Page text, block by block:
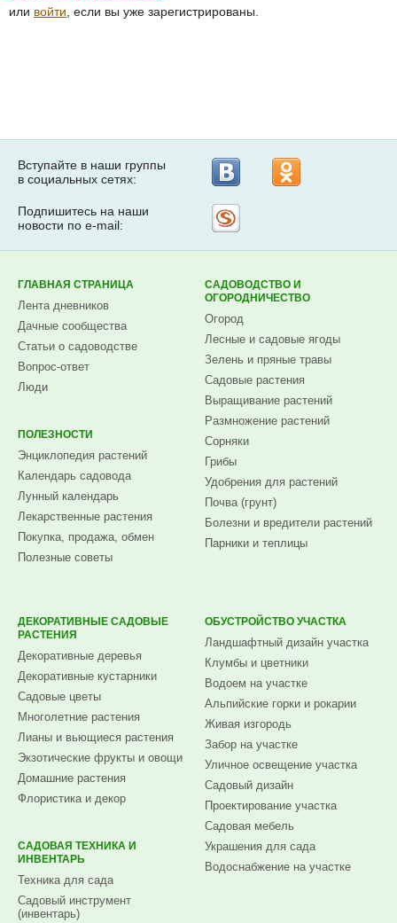
или войти , если вы уже зарегистрированы.
Вступайте в наши группы
в социальных сетях:
Подпишитесь на наши
новости по e-mail:
ГЛАВНАЯ СТРАНИЦА
Лента дневников
Дачные сообщества
Статьи о садоводстве
Вопрос-ответ
Люди
ПОЛЕЗНОСТИ
Энциклопедия растений
Календарь садовода
Лунный календарь
Лекарственные растения
Покупка, продажа, обмен
Полезные советы
САДОВОДСТВО И
ОГОРОДНИЧЕСТВО
Огород
Лесные и садовые ягоды
Зелень и пряные травы
Садовые растения
Выращивание растений
Размножение растений
Сорняки
Грибы
Удобрения для растений
Почва (грунт)
Болезни и вредители растений
Парники и теплицы
ДЕКОРАТИВНЫЕ САДОВЫЕ
РАСТЕНИЯ
Декоративные деревья
Декоративные кустарники
Садовые цветы
Многолетние растения
Лианы и вьющиеся растения
Экзотические фрукты и овощи
Домашние растения
Флористика и декор
САДОВАЯ ТЕХНИКА И
ИНВЕНТАРЬ
Техника для сада
Садовый инструмент
(инвентарь)
ОБУСТРОЙСТВО УЧАСТКА
Ландшафтный дизайн участка
Клумбы и цветники
Водоем на участке
Альпийские горки и рокарии
Живая изгородь
Забор на участке
Уличное освещение участка
Садовый дизайн
Проектирование участка
Садовая мебель
Украшения для сада
Водоснабжение на участке